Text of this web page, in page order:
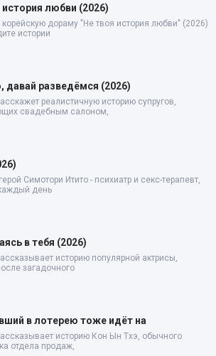
история любви (2026)
корейскую дораму "Не твоя история любви" (2026)
истории
давай разведёмся (2026)
реалистичную историю супругов,
свадебным салоном,
Симотори Итито - психиатр и секс-терапевт,
день
в тебя (2026)
историю популярной актрисы,
загадочного
в лотерею тоже идёт на
историю Кон Ын Тхэ, обычного
отдела продаж,